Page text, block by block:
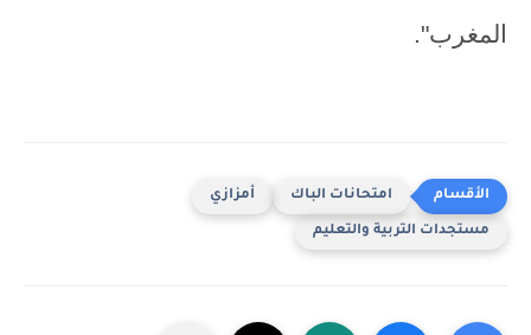
المغرب".
امتحانات الباك أمزازي
مستجدات التربية والتعليم